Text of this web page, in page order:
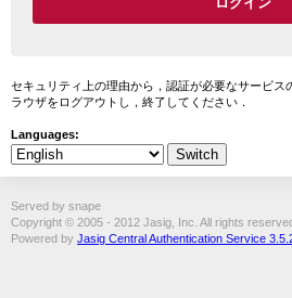
セキュリティ上の理由から，認証が必要なサービス
ラウザをログアウトし，終了してください．
Languages:
Served by snape
Copyright © 2005 - 2012 Jasig, Inc. All rights
Powered by Jasig Central Authentication Service